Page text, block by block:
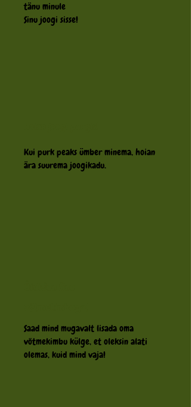
tänu minule
Sinu joogi sisse!
Kui purk peaks ümber minema, hoian
ära suurema joogikadu.
Saad mind mugavalt lisada oma
võtmekimbu külge, et oleksin alati
olemas, kuid mind vaja!